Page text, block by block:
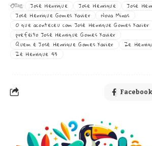
Tag: José Henrique Jose Henrique
Jose
José Henrique Gomes Xavier
Nova Minas
O que aconteceu com José Henrique Gomes Xavier
prefeito José Henrique Gomes Xavier
Quem é José Henrique Gomes Xavier
Ze
Zé Henrique 45
Facebook